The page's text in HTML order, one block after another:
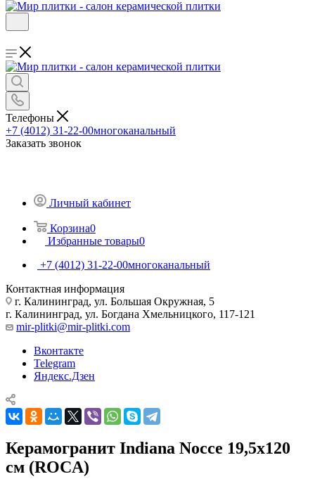
Телефоны
+7 (4012) 31-22-00многоканальный
Заказать звонок
Личный кабинет
Корзина0
Избранные товары0
+7 (4012) 31-22-00многоканальный
Контактная информация
г. Калининград, ул. Большая Окружная, 5
г. Калининград, ул. Богдана Хмельницкого, 117-121
mir-plitki@mir-plitki.com
Вконтакте
Telegram
Яндекс.Дзен
Керамогранит Indiana Nocce 19,5x120
см (ROCA)